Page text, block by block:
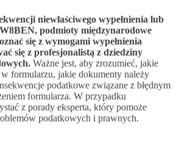
niewłaściwego wypełnienia lub
podmioty międzynarodowe
się z wymogami wypełnienia
się z profesjonalistą z dziedziny
Ważne jest, aby zrozumieć, jakie
formularzu, jakie dokumenty należy
podatkowe związane z błędnym
formularza. W przypadku
z porady eksperta, który pomoże
podatkowych i prawnych.